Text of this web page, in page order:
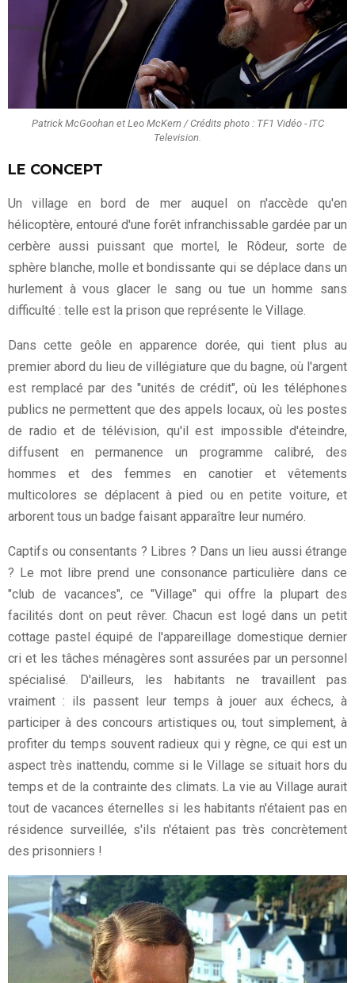
Patrick McGoohan et Leo McKern / Crédits photo : TF1 Vidéo - ITC
Television.
LE CONCEPT
Un village en bord de mer auquel on n'accède qu'en
hélicoptère, entouré d'une forêt infranchissable gardée par un
cerbère aussi puissant que mortel, le Rôdeur, sorte de
sphère blanche, molle et bondissante qui se déplace dans un
hurlement à vous glacer le sang ou tue un homme sans
difficulté : telle est la prison que représente le Village.
Dans cette geôle en apparence dorée, qui tient plus au
premier abord du lieu de villégiature que du bagne, où l'argent
est remplacé par des "unités de crédit", où les téléphones
publics ne permettent que des appels locaux, où les postes
de radio et de télévision, qu'il est impossible d'éteindre,
diffusent en permanence un programme calibré, des
hommes et des femmes en canotier et vêtements
multicolores se déplacent à pied ou en petite voiture, et
arborent tous un badge faisant apparaître leur numéro.
Captifs ou consentants ? Libres ? Dans un lieu aussi étrange
? Le mot libre prend une consonance particulière dans ce
"club de vacances", ce "Village" qui offre la plupart des
facilités dont on peut rêver. Chacun est logé dans un petit
cottage pastel équipé de l'appareillage domestique dernier
cri et les tâches ménagères sont assurées par un personnel
spécialisé. D'ailleurs, les habitants ne travaillent pas
vraiment : ils passent leur temps à jouer aux échecs, à
participer à des concours artistiques ou, tout simplement, à
profiter du temps souvent radieux qui y règne, ce qui est un
aspect très inattendu, comme si le Village se situait hors du
temps et de la contrainte des climats. La vie au Village aurait
tout de vacances éternelles si les habitants n'étaient pas en
résidence surveillée, s'ils n'étaient pas très concrètement
des prisonniers !